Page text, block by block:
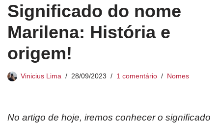
Significado do nome
Marilena: História e
origem!
Vinicius Lima 28/09/2023 1 comentário Nomes
No artigo de hoje, iremos conhecer o significado